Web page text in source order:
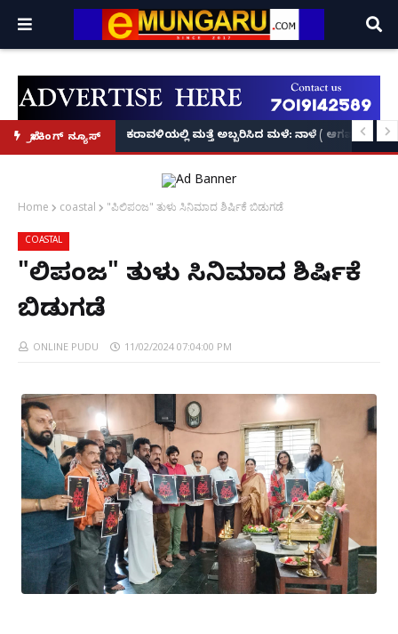
ಬ್ರೇಕಿಂಗ್ ನ್ಯೂಸ್‘ಭಕ್ತ ಪ್ರಹ್ಲಾದ’, ‘ಹೇ ರಾಮ್’!
ಕರಾವಳಿಯಲ್ಲಿ ಮತ್ತೆ ಅಬ್ಬರಿಸಿದ ಮಳೆ: ನಾಳೆ ( ಆಗಷ್ಟ್ 8)
Home coastal "ಪಿಲಿಪಂಜ" ತುಳು ಸಿನಿಮಾದ ಶಿರ್ಷಿಕೆ ಬಿಡುಗಡೆ
COASTAL
"ಪಿಲಿಪಂಜ" ತುಳು ಸಿನಿಮಾದ ಶಿರ್ಷಿಕೆ
ಬಿಡುಗಡೆ
ONLINE PUDU 11/02/2024 07:04:00 PM